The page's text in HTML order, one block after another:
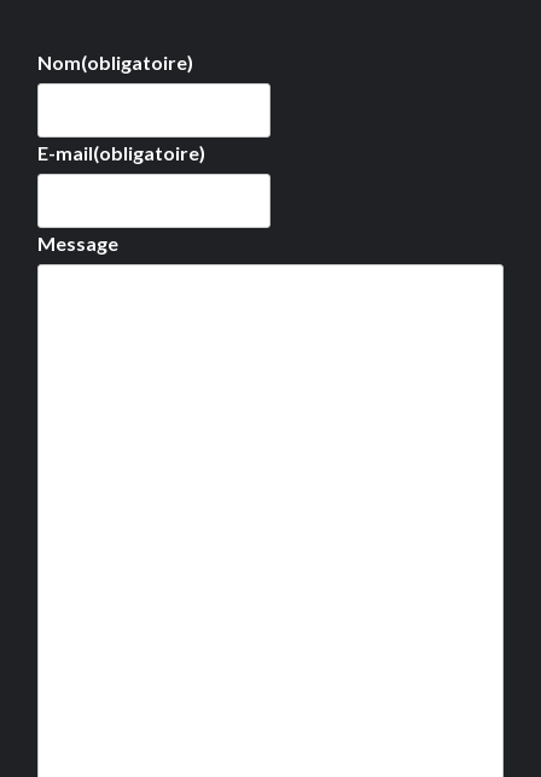
Nom(obligatoire)
E-mail(obligatoire)
Message